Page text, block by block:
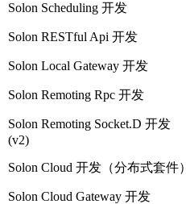
Solon Scheduling 开发
Solon RESTful Api 开发
Solon Local Gateway 开发
Solon Remoting Rpc 开发
Solon Remoting Socket.D 开发
(v2)
Solon Cloud 开发（分布式套件）
Solon Cloud Gateway 开发